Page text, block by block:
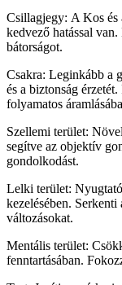
Csillagjegy: A Kos és
kedvező hatással
bátorságot.
Csakra: Leginkább a
és a biztonság
folyamatos
Szellemi terület:
segítve az objektív
gondolkodást.
Lelki terület: Nyugtató
kezelésében.
változásokat.
Mentális terület:
fenntartásában.